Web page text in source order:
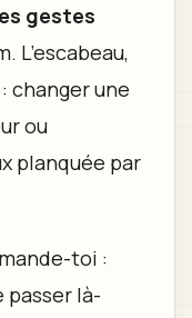
gestes
L’escabeau,
changer une
ou
planquée par
toi :
passer là-